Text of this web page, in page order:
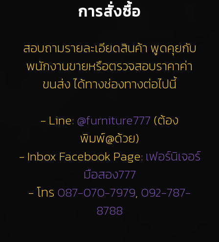
การสั่งซื้อ
สอบถามรายละเอียดสินค้า พูดคุยกับ
พนักงานขายหรือตรวจสอบราคาค่า
ขนส่ง ได้ทางช่องทางต่อไปนี้
- Line: @furniture777 (ต้อง
พิมพ์@ด้วย)
- Inbox Facebook Page: เฟอร์นิเจอร์
มือสอง777
- โทร 087-070-7979, 092-787-
8788